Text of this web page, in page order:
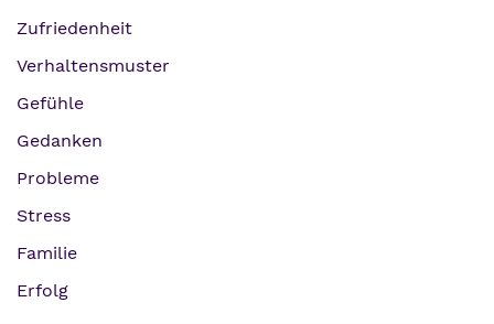
Zufriedenheit
Verhaltensmuster
Gefühle
Gedanken
Probleme
Stress
Familie
Erfolg